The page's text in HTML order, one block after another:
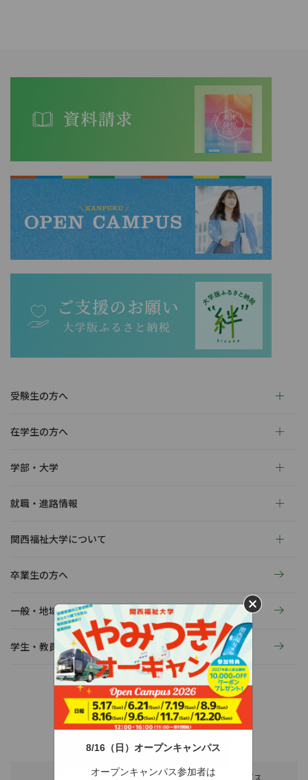
8/16（日）オープンキャンパス
オープンキャンパス参加者は
受験生の方へ
在学生の方へ
学部・大学
就職・進路情報
関西福祉大学について
卒業生の方へ
一般・地域の方へ
学生・教員の活動
〒678-0255 兵庫県赤穂市新田380-3
アクセス スクールバス